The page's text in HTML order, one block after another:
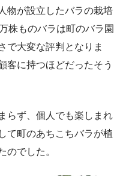
物が設立したバラの栽培
株ものバラは町のバラ園
で大変な評判となりま
客に持つほどだったそう
らず、個人でも楽しまれ
て町のあちこちバラが植
のでした。